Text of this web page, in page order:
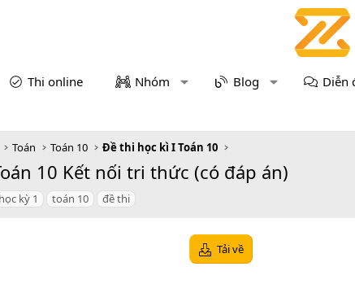
Thi online Nhóm Blog Diễn
Toán Toán 10 Đề thi học kì I Toán 10
10 Kết nối tri thức (có đáp án)
học kỳ 1 toán 10 đề thi
Tải về